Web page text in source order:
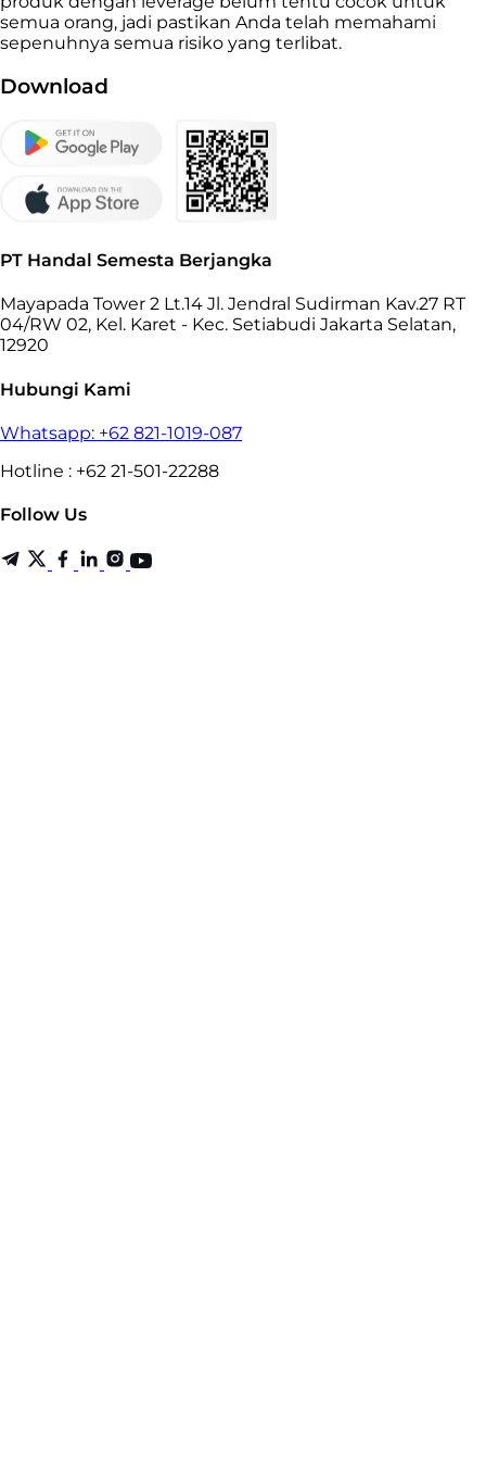
semua orang, jadi pastikan Anda telah memahami
sepenuhnya semua risiko yang terlibat.
Download
PT Handal Semesta Berjangka
Mayapada Tower 2 Lt.14 Jl. Jendral Sudirman Kav.27 RT
04/RW 02, Kel. Karet - Kec. Setiabudi Jakarta Selatan,
12920
Hubungi Kami
Whatsapp: +62 821-1019-087
Hotline : +62 21-501-22288
Follow Us